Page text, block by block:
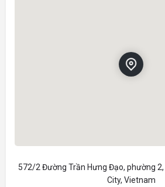
572/2 Đường Trần Hưng Đạo, phường 2,
City, Vietnam